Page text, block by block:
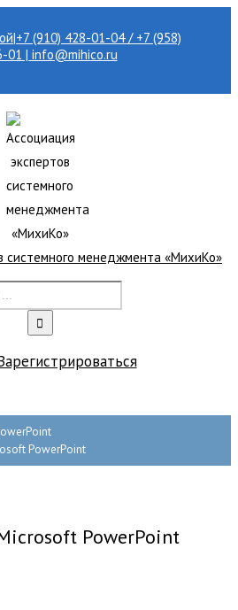
|+7 (910) 428-01-04 / +7 (958)
01 | info@mihico.ru
PowerPoint
PowerPoint